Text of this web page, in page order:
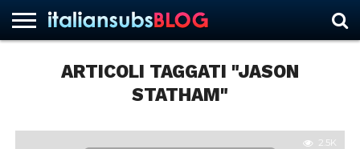
ARTICOLI TAGGATI "JASON
STATHAM"
2.5K